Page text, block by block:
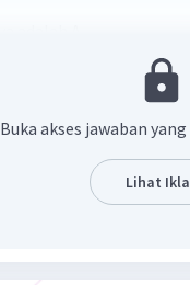
Buka akses jawaban
Lihat